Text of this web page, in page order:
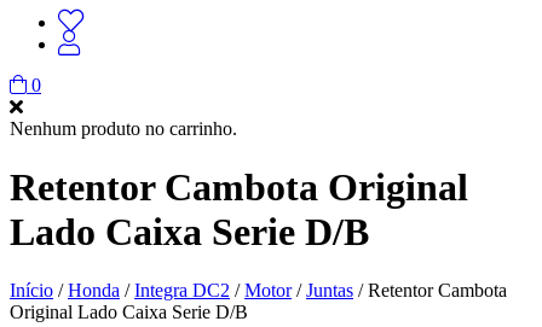
0
Nenhum produto no carrinho.
Retentor Cambota Original
Lado Caixa Serie D/B
Início /Honda /Integra DC2 /Motor/Juntas / Retentor Cambota
Original Lado Caixa Serie D/B